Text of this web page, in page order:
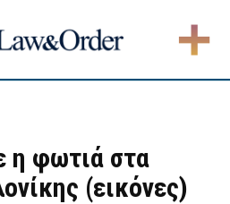
η φωτιά στα
(εικόνες)